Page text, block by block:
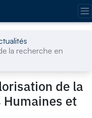
la recherche en
de la
Humaines et